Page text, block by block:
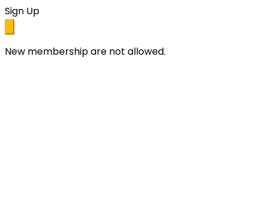
Sign Up
New membership are not allowed.